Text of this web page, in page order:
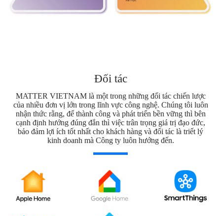
Đối tác
MATTER VIETNAM là một trong những đối tác chiến lược
của nhiều đơn vị lớn trong lĩnh vực công nghệ. Chúng tôi luôn
nhận thức rằng, để thành công và phát triển bền vững thì bên
cạnh định hướng đúng đắn thì việc trân trọng giá trị đạo đức,
bảo đảm lợi ích tốt nhất cho khách hàng và đối tác là triết lý
kinh doanh mà Công ty luôn hướng đến.